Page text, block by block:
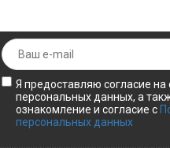
Я предоставляю согласие на
персональных данных, а
ознакомление и согласие с
персональных данных